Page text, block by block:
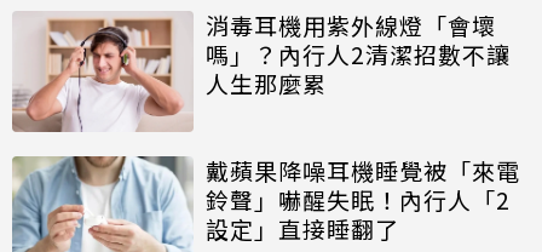
消毒耳機用紫外線燈「會壞
嗎」？內行人2清潔招數不讓
人生那麼累
戴蘋果降噪耳機睡覺被「來電
鈴聲」嚇醒失眠！內行人「2
設定」直接睡翻了